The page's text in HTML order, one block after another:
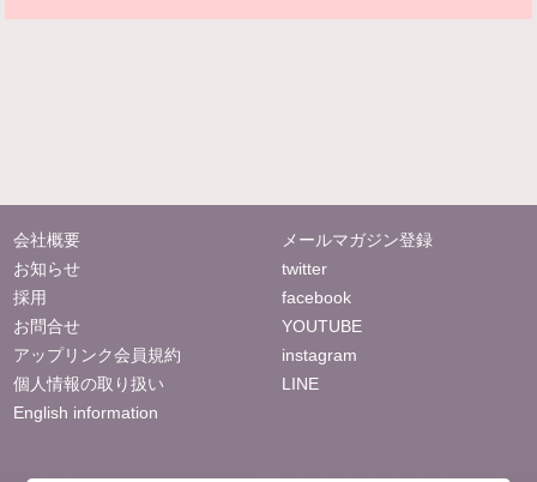
会社概要
お知らせ
採用
お問合せ
アップリンク会員規約
個人情報の取り扱い
English information
メールマガジン登録
twitter
facebook
YOUTUBE
instagram
LINE